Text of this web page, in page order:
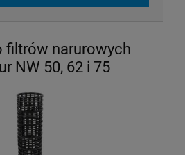
filtrów narurowych
NW 50, 62 i 75